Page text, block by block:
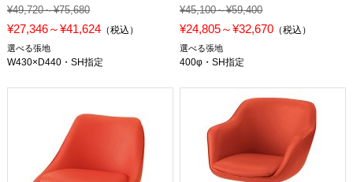
¥49,720～¥75,680
¥27,346～¥41,624（税込）
選べる張地
W430×D440・SH指定
¥45,100～¥59,400
¥24,805～¥32,670 （税込）
選べる張地
400φ・SH指定